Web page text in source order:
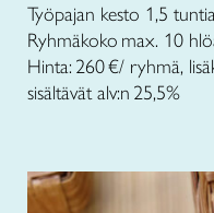
Työpajan kesto 1,5
Ryhmäkoko max. 10
Hinta: 260 €/ ryhmä,
sisältävät alv:n 25,5%